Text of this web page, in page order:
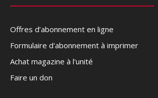
Offres d’abonnement en ligne
Formulaire d'abonnement à imprimer
Achat magazine à l'unité
Faire un don